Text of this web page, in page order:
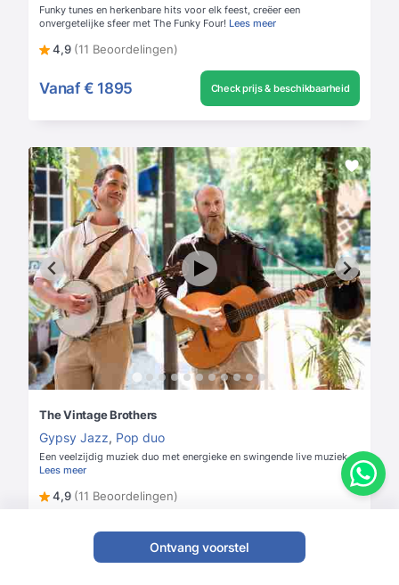
Funky tunes en herkenbare hits voor elk feest, creëer een
onvergetelijke sfeer met The Funky Four! Lees meer
4,9 (11 Beoordelingen)
Vanaf € 1895 Check prijs & beschikbaarheid
The Vintage Brothers
Gypsy Jazz, Pop duo
Een veelzijdig muziek duo met energieke en swingende live muziek
Lees meer
4,9 (11 Beoordelingen)
€ 795 Check prijs & beschikbaarheid
Ontvang voorstel